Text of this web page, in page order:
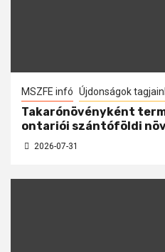
MSZFE infó Újdonságok
Takarónövényként
ontariói szántóföldi
2026-07-31